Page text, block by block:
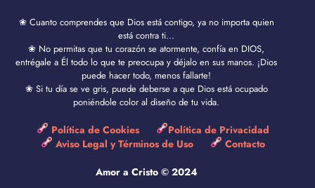
❀ Cuanto comprendes que Dios está contigo, ya no importa quien
está contra ti...
❀ No permitas que tu corazón se atormente, confía en DIOS,
entrégale a Él todo lo que te preocupa y déjalo en sus manos. ¡Dios
puede hacer todo, menos fallarte!
❀ Si tu día se ve gris, puede deberse a que Dios está ocupado
poniéndole color al diseño de tu vida.
Política de Cookies
Política de Privacidad
Aviso Legal y Términos de Uso
Contacto
Amor a Cristo © 2024